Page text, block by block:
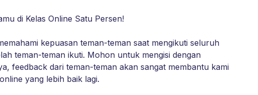
kepuasan teman-teman saat mengikuti seluruh
teman-teman ikuti. Mohon untuk mengisi dengan
feedback dari teman-teman akan sangat membantu kami